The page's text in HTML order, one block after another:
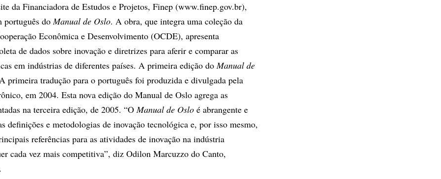
da Financiadora de Estudos e Projetos, Finep (www.finep.gov.br),
português doManual de Oslo. A obra, que integra uma coleção da
Econômica e Desenvolvimento (OCDE), apresenta
de dados sobre inovação e diretrizes para aferir e comparar as
em indústrias de diferentes países. A primeira edição doManual de
primeira tradução para o português foi produzida e divulgada pela
em 2004. Esta nova edição do Manual de Oslo agrega as
na terceira edição, de 2005. “OManual de Oslo é abrangente e
definições e metodologias de inovação tecnológica e, por isso mesmo,
referências para as atividades de inovação na indústria
cada vez mais competitiva”, diz Odilon Marcuzzo do Canto,